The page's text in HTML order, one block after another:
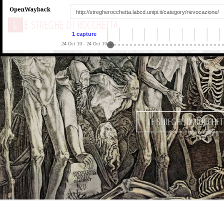
1 capture
24 Oct 19 - 24 Oct 19
L E STREGHE D ROCCHETTA